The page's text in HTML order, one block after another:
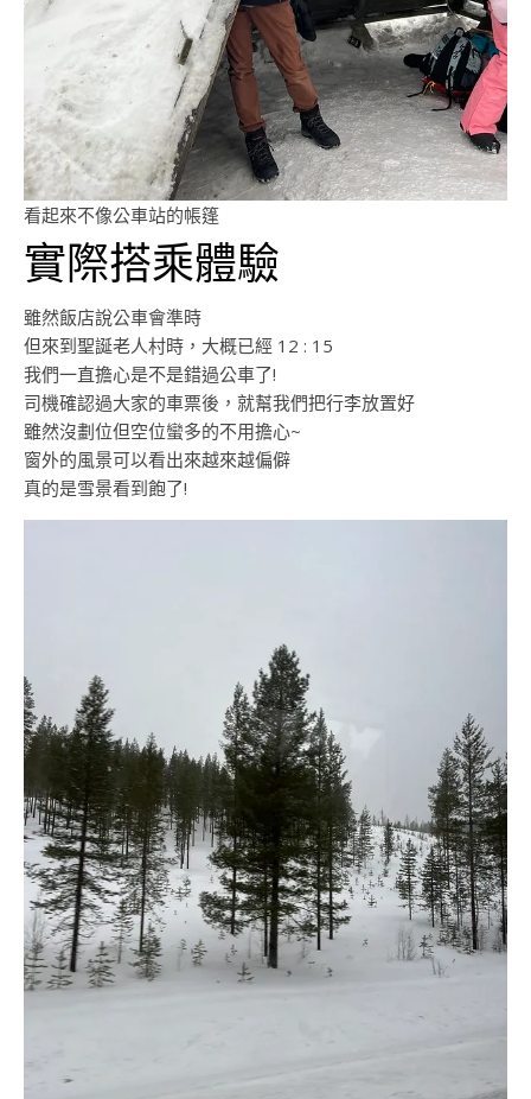
看起來不像公車站的帳篷
實際搭乘體驗
雖然飯店說公車會準時
但來到聖誕老人村時，大概已經 12 : 15
我們一直擔心是不是錯過公車了!
司機確認過大家的車票後，就幫我們把行李放置好
雖然沒劃位但空位蠻多的不用擔心~
窗外的風景可以看出來越來越偏僻
真的是雪景看到飽了!